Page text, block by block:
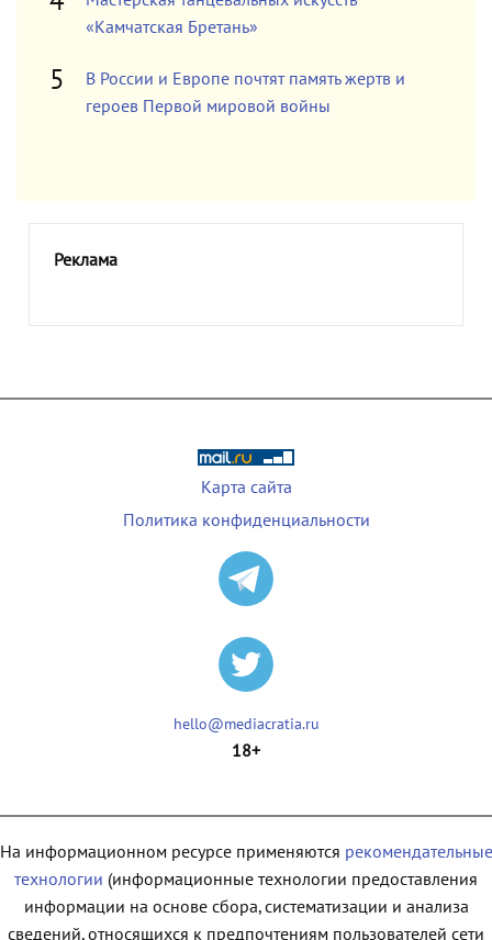
«Камчатская Бретань»
В России и Европе почтят память жертв и
героев Первой мировой войны
Реклама
Карта сайта
Политика конфиденциальности
hello@mediacratia.ru
18+
На информационном ресурсе применяются рекомендательные
технологии (информационные технологии предоставления
информации на основе сбора, систематизации и анализа
сведений, относящихся к предпочтениям пользователей сети